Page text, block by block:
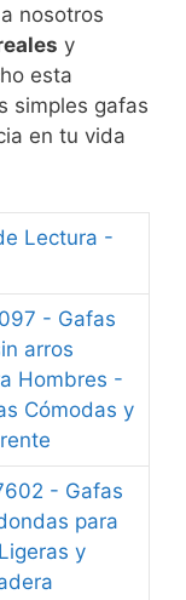
nosotros
y
esta
simples gafas
en tu vida
Lectura -
- Gafas
arros
Hombres -
Cómodas y
- Gafas
para
y